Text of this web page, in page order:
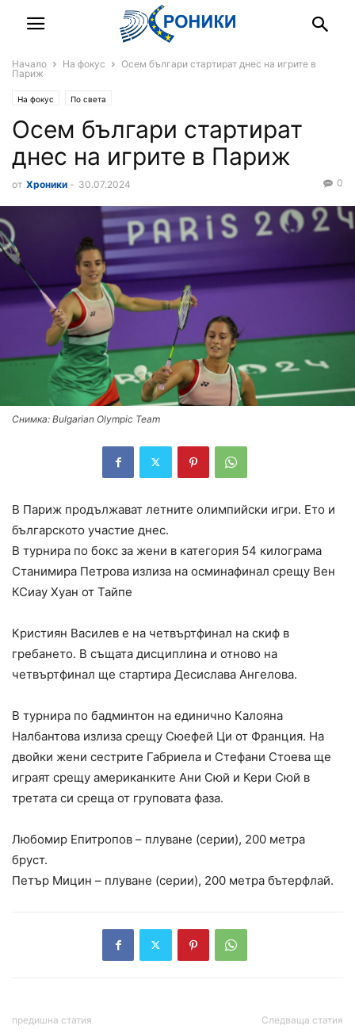
Начало На фокус
Осем българи стартират днес на игрите в
Париж
На фокус По света
Осем българи стартират
днес на игрите в Париж
от Хроники - 30.07.2024 0
Снимка: Bulgarian Olympic Team
В Париж продължават летните олимпийски игри. Ето и
българското участие днес.
В турнира по бокс за жени в категория 54 килограма
Станимира Петрова излиза на осминафинал срещу Вен
КСиау Хуан от Тайпе
Кристиян Василев е на четвъртфинал на скиф в
гребането. В същата дисциплина и отново на
четвъртфинал ще стартира Десислава Ангелова.
В турнира по бадминтон на единично Калояна
Налбантова излиза срещу Сюефей Ци от Франция. На
двойки жени сестрите Габриела и Стефани Стоева ще
играят срещу американките Ани Сюй и Кери Сюй в
третата си среща от груповата фаза.
Любомир Епитропов – плуване (серии), 200 метра
бруст.
Петър Мицин – плуване (серии), 200 метра бътерфлай.
предишна статия Следваща статия